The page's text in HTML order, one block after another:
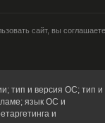
сайт, вы
тип и версия ОС; тип и
язык ОС и
и